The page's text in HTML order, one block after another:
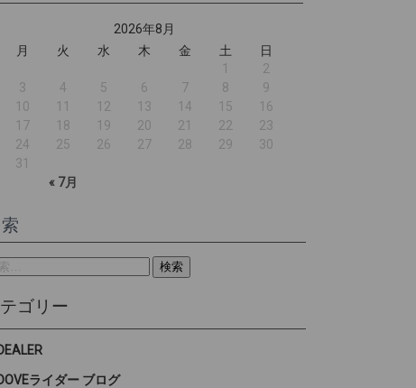
2026年8月
月
火 水 木 金 土 日
« 7月
1
2
3
4 5 6 7 8
9
10
11 12 13 14 15
16
17
18 19 20 21 22
23
24
25 26 27 28 29
30
31
ゴリー
ライダー ブログ